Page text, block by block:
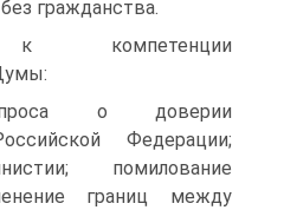
гражданства.
к компетенции
о доверии
Федерации;
помилование
границ между